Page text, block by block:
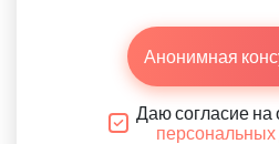
Анонимная
Даю согласие на